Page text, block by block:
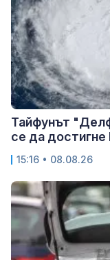
Тайфунът
се да достигне
15:16 • 08.08.26